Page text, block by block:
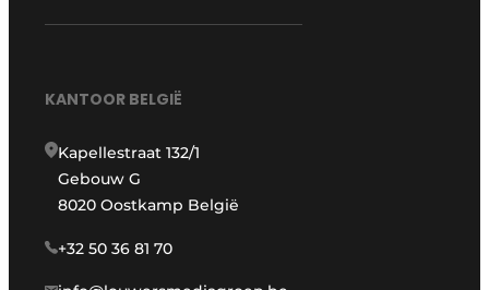
KANTOOR BELGIË
Kapellestraat 132/1
Gebouw G
8020 Oostkamp België
+32 50 36 81 70